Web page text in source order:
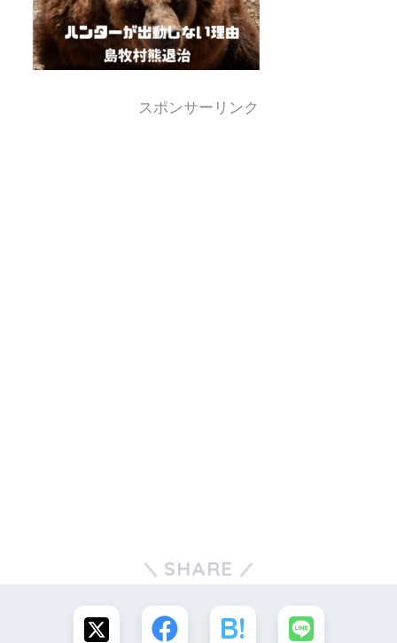
スポンサーリンク
SHARE